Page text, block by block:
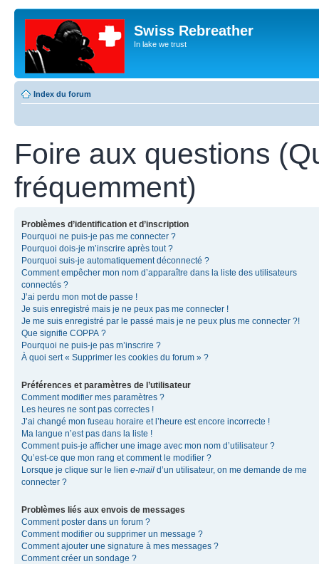
Swiss Rebreather
In lake we trust
Index du forum
Foire aux questions
fréquemment)
Problèmes d’identification et d’inscription
Pourquoi ne puis-je pas me connecter ?
Pourquoi dois-je m’inscrire après tout ?
Pourquoi suis-je automatiquement déconnecté ?
Comment empêcher mon nom d’apparaître dans la liste des utilisateurs
connectés ?
J’ai perdu mon mot de passe !
Je suis enregistré mais je ne peux pas me connecter !
Je me suis enregistré par le passé mais je ne peux plus me connecter ?!
Que signifie COPPA ?
Pourquoi ne puis-je pas m’inscrire ?
À quoi sert « Supprimer les cookies du forum » ?
Préférences et paramètres de l’utilisateur
Comment modifier mes paramètres ?
Les heures ne sont pas correctes !
J’ai changé mon fuseau horaire et l’heure est encore incorrecte !
Ma langue n’est pas dans la liste !
Comment puis-je afficher une image avec mon nom d’utilisateur ?
Qu’est-ce que mon rang et comment le modifier ?
Lorsque je clique sur le lien e-mail d’un utilisateur, on me demande de me
connecter ?
Problèmes liés aux envois de messages
Comment poster dans un forum ?
Comment modifier ou supprimer un message ?
Comment ajouter une signature à mes messages ?
Comment créer un sondage ?